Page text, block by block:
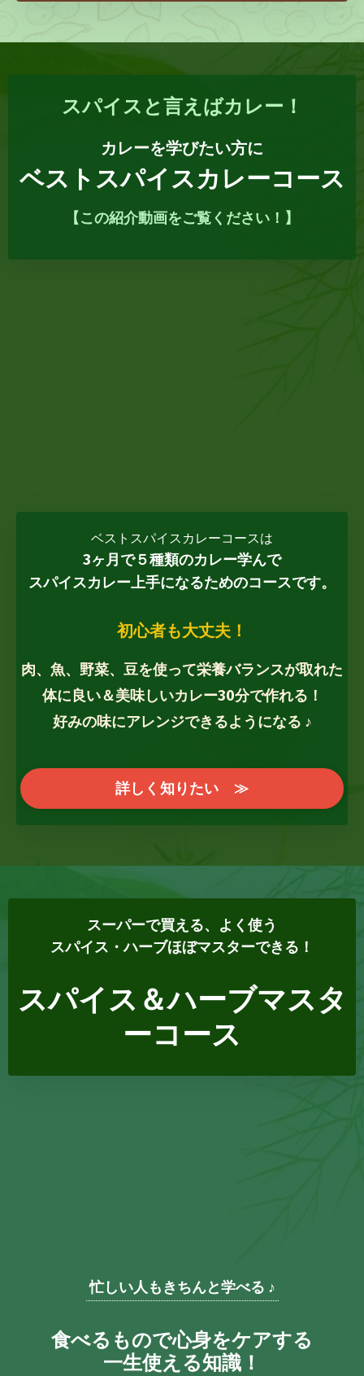
スパイスと言えばカレー！
カレーを学びたい方に
ベストスパイスカレーコース
【この紹介動画をご覧ください！】
ベストスパイスカレーコースは
3ヶ月で５種類のカレー学んで
スパイスカレー上手になるためのコースです。
初心者も大丈夫！
肉、魚、野菜、豆を使って栄養バランスが取れた
体に良い＆美味しいカレー30分で作れる！
好みの味にアレンジできるようになる ♪
詳しく知りたい ≫
スーパーで買える、よく使う
スパイス・ハーブほぼマスターできる！
スパイス＆ハーブマスタ
ーコース
忙しい人もきちんと学べる ♪
食べるもので心身をケアする
一生使える知識！